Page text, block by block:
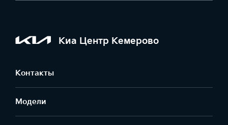
Киа Центр Кемерово
Контакты
Модели